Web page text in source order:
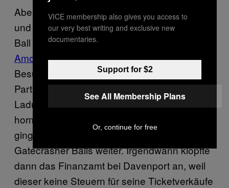
Aber alle guten Dinge haben auch ein Ende
und für mich kam dieses nach dem Country
Ball 1987, der eine Woche nach dem
Amoklauf von Hungerfordstattfand. Die
Besucherzahl war die niedrigste der ganzen
Partysaison. Da aber jede Saison eine frische
Ladung abenteuerlustiger und
hormongesteuerter Schulkinder hervorbringt,
ging es noch ein paar Jahre mit den
Gatecrasher Balls weiter. Irgendwann klopfte
dann das Finanzamt bei Davenport an, weil
dieser keine Steuern für seine Ticketverkäufe
VICE membership also gives you access to
our very best writing and exclusive new
documentaries.
Support for $2
See All Membership Plans
Or, continue for free